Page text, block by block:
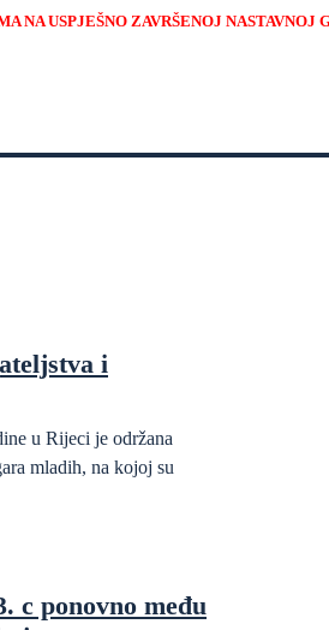
NA USPJEŠNO ZAVRŠENOJ NASTAVNOJ
i
u Rijeci je održana
mladih, na kojoj su
c ponovno među